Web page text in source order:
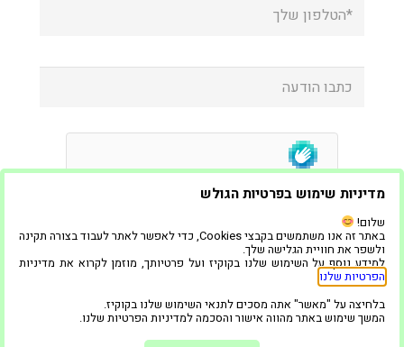
מדיניות שימוש בפרטיות הגולש
שלום!
באתר זה אנו משתמשים בקבצי Cookies, כדי לאפשר לאתר לעבוד בצורה תקינה
ולשפר את חוויית הגלישה שלך.
למידע נוסף על השימוש שלנו בקוקיז ועל פרטיותך, מוזמן לקרוא את מדיניות
הפרטיות שלנו
בלחיצה על "מאשר" אתה מסכים לתנאי השימוש שלנו בקוקיז.
המשך שימוש באתר מהווה אישור והסכמה למדיניות הפרטיות שלנו.